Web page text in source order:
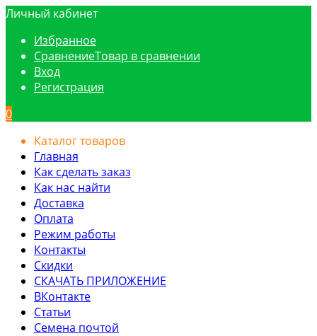
Личный кабинет
Избранное
СравнениеТовар в сравнении
Вход
Регистрация
0
Каталог товаров
Главная
Как сделать заказ
Как нас найти
Доставка
Оплата
Режим работы
Контакты
Скидки
СКАЧАТЬ ПРИЛОЖЕНИЕ
ВКонтакте
Статьи
Семена почтой